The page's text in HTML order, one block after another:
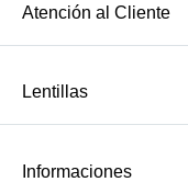
Atención al Cliente
Lentillas
Informaciones